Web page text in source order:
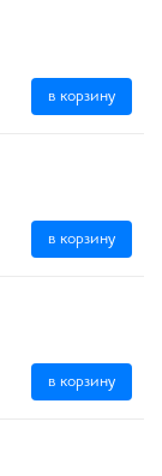
в корзину
в корзину
в корзину